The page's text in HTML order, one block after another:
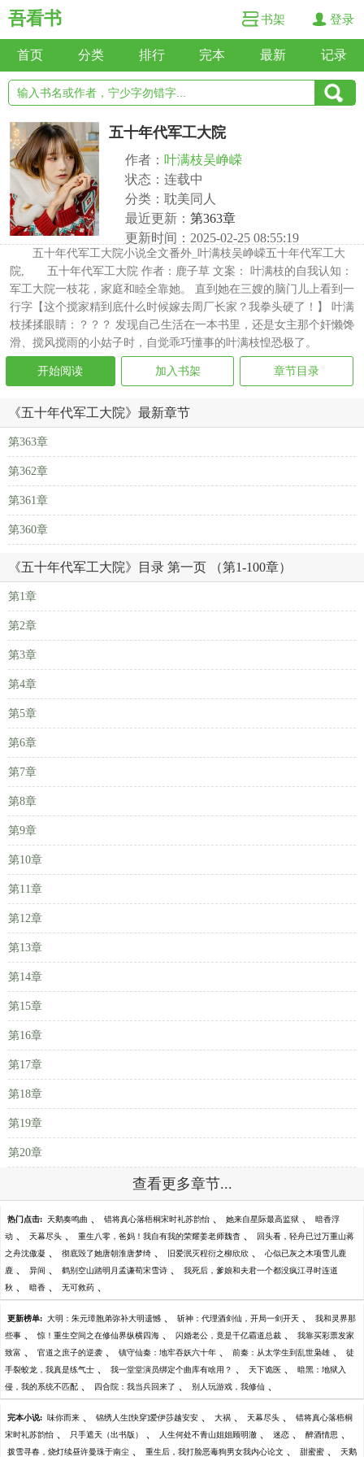
吾看书 书架 登录
首页 分类 排行 完本 最新 记录
五十年代军工大院
作者： 叶满枝吴峥嵘
状态：连载中
分类：耽美同人
最近更新： 第363章
更新时间：2025-02-25 08:55:19
五十年代军工大院小说全文番外_叶满枝吴峥嵘五十年代军工大
院, 五十年代军工大院 作者：鹿子草 文案： 叶满枝的自我认知：
军工大院一枝花，家庭和睦全靠她。 直到她在三嫂的脑门儿上看到一
行字【这个搅家精到底什么时候嫁去周厂长家？我拳头硬了！】 叶满
枝揉揉眼睛：？？？ 发现自己生活在一本书里，还是女主那个奸懒馋
滑、搅风搅雨的小姑子时，自觉乖巧懂事的叶满枝惶恐极了。
开始阅读 加入书架 章节目录
《五十年代军工大院》最新章节
第363章
第362章
第361章
第360章
《五十年代军工大院》目录 第一页 （第1-100章）
第1章
第2章
第3章
第4章
第5章
第6章
第7章
第8章
第9章
第10章
第11章
第12章
第13章
第14章
第15章
第16章
第17章
第18章
第19章
第20章
查看更多章节...
热门点击: 天鹅奏鸣曲 、 错将真心落梧桐宋时礼苏韵怡 、 她来自星际最高监狱 、 暗香浮
动 、 天幕尽头 、 重生八零，爸妈！我自有我的荣耀姜老师魏杳 、 回头看，轻舟已过万重山蒋
之舟沈傲凝 、 彻底毁了她唐朝淮唐梦绮 、 旧爱泯灭程衍之柳欣欣 、 心似已灰之木项雪儿鹿
鹿 、 异间 、 鹤别空山踏明月孟谦荀宋雪诗 、 我死后，爹娘和夫君一个都没疯江寻时连道
秋 、 暗香 、 无可救药 、
更新榜单: 大明：朱元璋胞弟弥补大明遗憾 、 斩神：代理酒剑仙，开局一剑开天 、 我和灵界那
些事 、 惊！重生空间之在修仙界纵横四海 、 闪婚老公，竟是千亿霸道总裁 、 我靠买彩票发家
致富 、 官道之庶子的逆袭 、 镇守仙秦：地牢吞妖六十年 、 前秦：从太学生到乱世枭雄 、 徒
手裂蛟龙，我真是练气士 、 我一堂堂演员绑定个曲库有啥用？ 、 天下诡医 、 暗黑：地狱入
侵，我的系统不匹配 、 四合院：我当兵回来了 、 别人玩游戏，我修仙 、
完本小说: 味你而来 、 锦绣人生[快穿]爱伊莎越安安 、 大祸 、 天幕尽头 、 错将真心落梧桐
宋时礼苏韵怡 、 只手遮天（出书版） 、 人生何处不青山姐姐顾明澈 、 迷恋 、 醉酒情思 、
拨雪寻春，烧灯续昼许曼珠于南尘 、 重生后，我打脸恶毒狗男女我内心论文 、 甜蜜蜜 、 天鹅